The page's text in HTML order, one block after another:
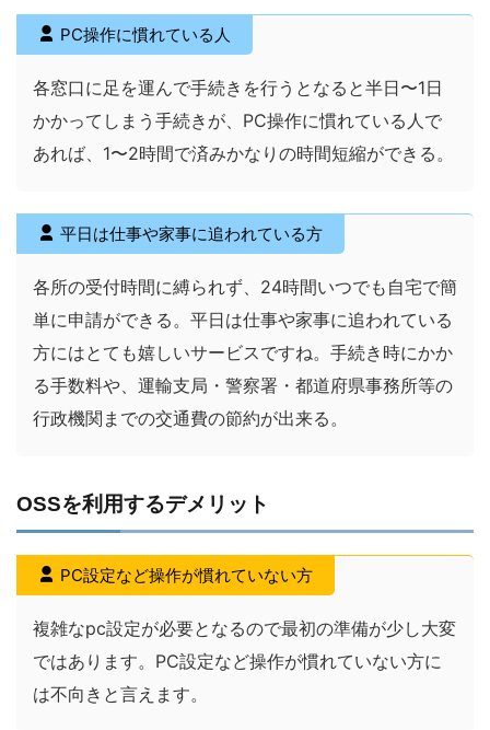
PC操作に慣れている人
各窓口に足を運んで手続きを行うとなると半日〜1日
かかってしまう手続きが、PC操作に慣れている人で
あれば、1〜2時間で済みかなりの時間短縮ができる。
平日は仕事や家事に追われている方
各所の受付時間に縛られず、24時間いつでも自宅で簡
単に申請ができる。平日は仕事や家事に追われている
方にはとても嬉しいサービスですね。手続き時にかか
る手数料や、運輸支局・警察署・都道府県事務所等の
行政機関までの交通費の節約が出来る。
OSSを利用するデメリット
PC設定など操作が慣れていない方
複雑なpc設定が必要となるので最初の準備が少し大変
ではあります。PC設定など操作が慣れていない方に
は不向きと言えます。